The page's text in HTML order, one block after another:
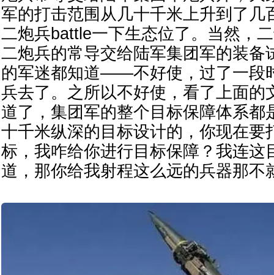
军的打击范围从几十千米上升到了几
二炮兵battle一下生态位了。当然，
二炮兵的常导交给陆军集团军的装备
的军迷都知道——不好使，过了一段
兵去了。之所以不好使，看了上面的
道了，集团军的整个目标保障体系都
十千米纵深的目标设计的，你现在要
标，我咋给你进行目标保障？我连这
道，那你给我射程这么远的兵器那不